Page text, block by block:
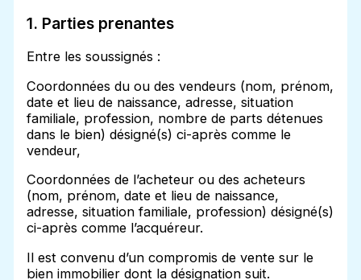
1. Parties prenantes
Entre les soussignés :
Coordonnées du ou des vendeurs (nom, prénom,
date et lieu de naissance, adresse, situation
familiale, profession, nombre de parts détenues
dans le bien) désigné(s) ci-après comme le
vendeur,
Coordonnées de l’acheteur ou des acheteurs
(nom, prénom, date et lieu de naissance,
adresse, situation familiale, profession) désigné(s)
ci-après comme l’acquéreur.
Il est convenu d’un compromis de vente sur le
bien immobilier dont la désignation suit.